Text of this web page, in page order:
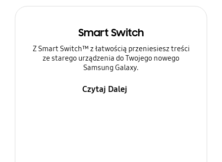
Smart Switch
Z Smart Switch™ z łatwością przeniesiesz treści
ze starego urządzenia do Twojego nowego
Samsung Galaxy.
Czytaj Dalej